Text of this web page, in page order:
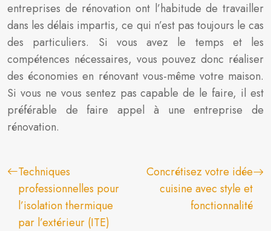
entreprises de rénovation ont l’habitude de travailler
dans les délais impartis, ce qui n’est pas toujours le cas
des particuliers. Si vous avez le temps et les
compétences nécessaires, vous pouvez donc réaliser
des économies en rénovant vous-même votre maison.
Si vous ne vous sentez pas capable de le faire, il est
préférable de faire appel à une entreprise de
rénovation.
Techniques
professionnelles pour
l’isolation thermique
par l’extérieur (ITE)
Concrétisez votre idée
cuisine avec style et
fonctionnalité